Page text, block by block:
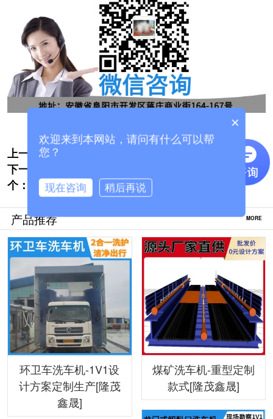
上一个: 北京搅拌站车辆洗车机哪家便宜[隆茂鑫晟]
下一
个：
产品推荐 MORE
环卫车洗车机-1V1设
计方案定制生产[隆茂
鑫晟]
煤矿洗车机-重型定制
款式[隆茂鑫晟]
×
欢迎来到本网站，请问有什么可以帮
您？
现在咨询 稍后再说